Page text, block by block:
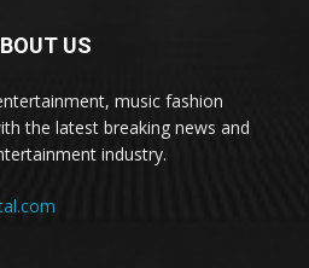
US
music fashion
the latest breaking news and
industry.